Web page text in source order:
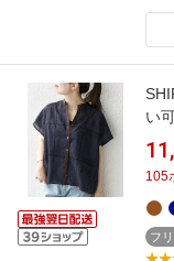
い
ン
ツ
料
105
フ